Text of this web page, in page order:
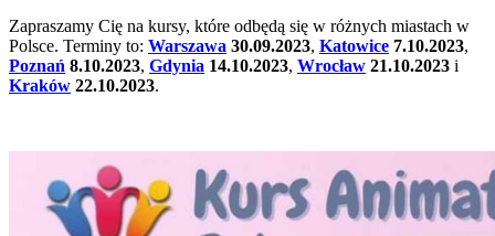
Zapraszamy Cię na kursy, które odbędą się w różnych miastach w
Polsce. Terminy to: Warszawa 30.09.2023, Katowice 7.10.2023,
Poznań 8.10.2023, Gdynia 14.10.2023, Wrocław 21.10.2023 i
Kraków 22.10.2023.